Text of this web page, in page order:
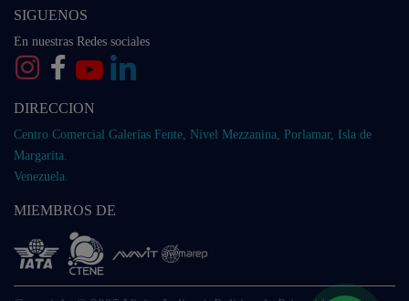
SIGUENOS
En nuestras Redes sociales
DIRECCION
Centro Comercial Galerías Fente, Nivel Mezzanina, Porlamar, Isla de
Margarita.
Venezuela.
MIEMBROS DE